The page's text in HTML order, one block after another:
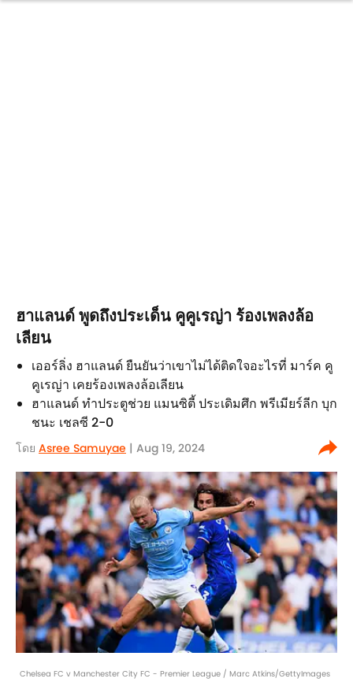
ฮาแลนด์ พูดถึงประเด็น คูคูเรญ่า ร้องเพลงล้อ
เลียน
เออร์ลิ่ง ฮาแลนด์ ยืนยันว่าเขาไม่ได้ติดใจอะไรที่ มาร์ค คู
คูเรญ่า เคยร้องเพลงล้อเลียน
ฮาแลนด์ ทำประตูช่วย แมนซิตี้ ประเดิมศึก พรีเมียร์ลีก บุก
ชนะ เชลซี 2-0
โดย Asree Samuyae | Aug 19, 2024
Chelsea FC v Manchester City FC - Premier League / Marc Atkins/GettyImages